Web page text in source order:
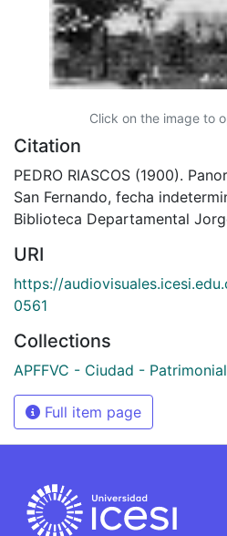
Click on the image to
Citation
PEDRO RIASCOS (1900).
San Fernando, fecha
Biblioteca Departamental
URI
https://
0561
Collections
APFFVC - Ciudad - Patrimonial
Full item page